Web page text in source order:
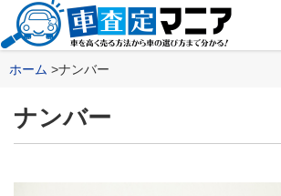
ホーム ナンバー
ナンバー